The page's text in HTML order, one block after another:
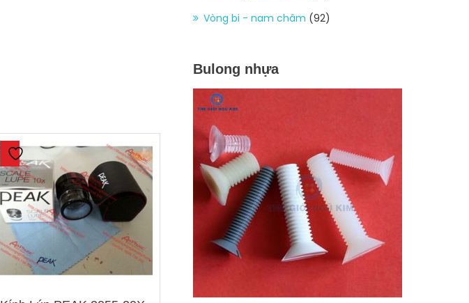
Vòng bi - nam châm (92)
Bulong nhựa